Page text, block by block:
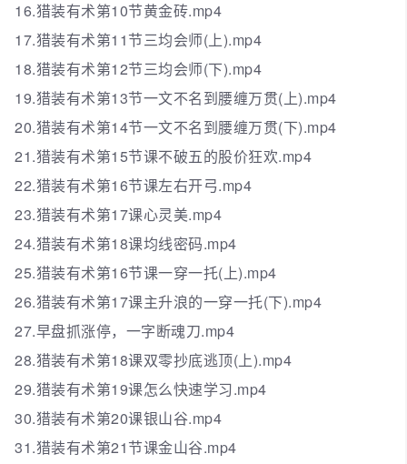
16.猎装有术第10节黄金砖.mp4
17.猎装有术第11节三均会师(上).mp4
18.猎装有术第12节三均会师(下).mp4
19.猎装有术第13节一文不名到腰缠万贯(上).mp4
20.猎装有术第14节一文不名到腰缠万贯(下).mp4
21.猎装有术第15节课不破五的股价狂欢.mp4
22.猎装有术第16节课左右开弓.mp4
23.猎装有术第17课心灵美.mp4
24.猎装有术第18课均线密码.mp4
25.猎装有术第16节课一穿一托(上).mp4
26.猎装有术第17课主升浪的一穿一托(下).mp4
27.早盘抓涨停，一字断魂刀.mp4
28.猎装有术第18课双零抄底逃顶(上).mp4
29.猎装有术第19课怎么快速学习.mp4
30.猎装有术第20课银山谷.mp4
31.猎装有术第21节课金山谷.mp4